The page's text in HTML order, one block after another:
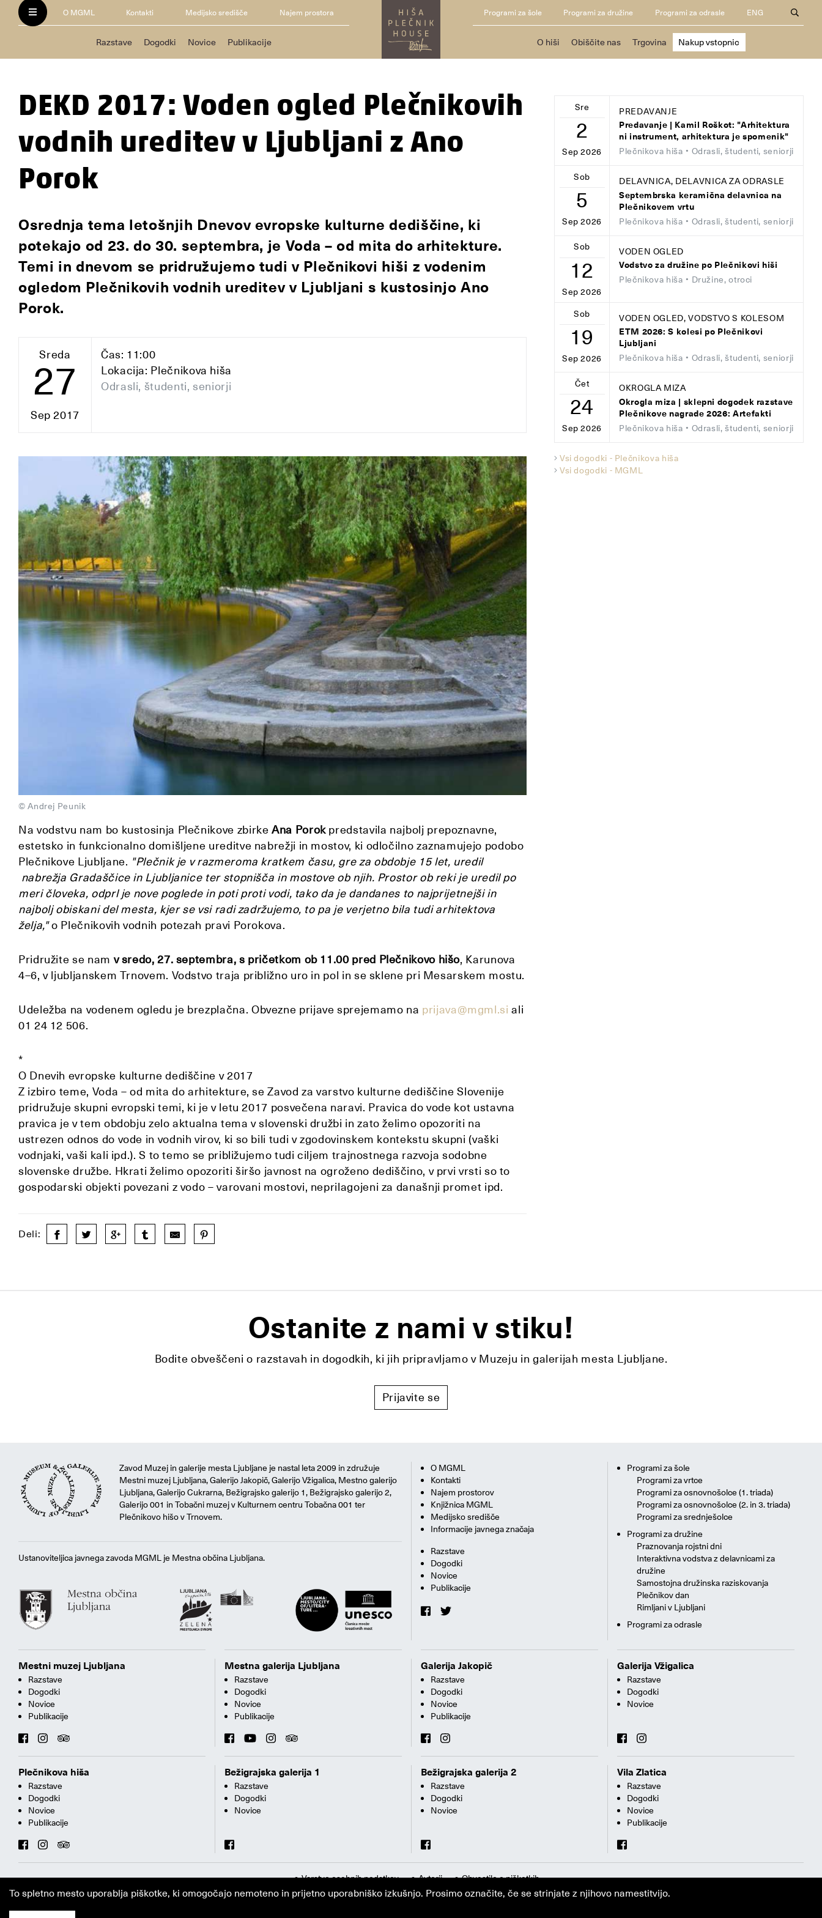
O MGML Kontakti Medijsko središče Najem prostora
Razstave Dogodki Novice Publikacije
Programi za šole Programi za družine Programi za odrasle ENG
O hiši Obiščite nas Trgovina Nakup vstopnic
DEKD 2017: Voden ogled Plečnikovih
vodnih ureditev v Ljubljani z Ano
Porok
Osrednja tema letošnjih Dnevov evropske kulturne dediščine, ki
potekajo od 23. do 30. septembra, je Voda – od mita do arhitekture.
Temi in dnevom se pridružujemo tudi v Plečnikovi hiši z vodenim
ogledom Plečnikovih vodnih ureditev v Ljubljani s kustosinjo Ano
Porok.
Sreda
27
Sep 2017
Čas: 11:00
Lokacija: Plečnikova hiša
Odrasli, študenti, seniorji
© Andrej Peunik
Na vodstvu nam bo kustosinja Plečnikove zbirkeAna Porokpredstavila najbolj prepoznavne,
estetsko in funkcionalno domišljene ureditve nabrežji in mostov, ki odločilno zaznamujejo podobo
Plečnikove Ljubljane. "Plečnik je v razmeroma kratkem času, gre za obdobje 15 let, uredil
nabrežja Gradaščice in Ljubljanice ter stopnišča in mostove ob njih. Prostor ob reki je uredil po
meri človeka, odprl je nove poglede in poti proti vodi, tako da je dandanes to najprijetnejši in
najbolj obiskani del mesta, kjer se vsi radi zadržujemo, to pa je verjetno bila tudi arhitektova
želja,"o Plečnikovih vodnih potezah pravi Porokova.
Pridružite se namv sredo, 27. septembra, s pričetkom ob 11.00 pred Plečnikovo hišo, Karunova
4–6, v ljubljanskem Trnovem. Vodstvo traja približno uro in pol in se sklene pri Mesarskem mostu.
Udeležba na vodenem ogledu je brezplačna. Obvezne prijave sprejemamo na prijava@mgml.si ali
01 24 12 506.
*
O Dnevih evropske kulturne dediščine v 2017
Z izbiro teme, Voda – od mita do arhitekture, se Zavod za varstvo kulturne dediščine Slovenije
pridružuje skupni evropski temi, ki je v letu 2017 posvečena naravi. Pravica do vode kot ustavna
pravica je v tem obdobju zelo aktualna tema v slovenski družbi in zato želimo opozoriti na
ustrezen odnos do vode in vodnih virov, ki so bili tudi v zgodovinskem kontekstu skupni (vaški
vodnjaki, vaši kali ipd.). S to temo se približujemo tudi ciljem trajnostnega razvoja sodobne
slovenske družbe. Hkrati želimo opozoriti širšo javnost na ogroženo dediščino, v prvi vrsti so to
gospodarski objekti povezani z vodo – varovani mostovi, neprilagojeni za današnji promet ipd.
Deli:
Sre
2
Sep 2026
PREDAVANJE
Predavanje | Kamil Roškot: "Arhitektura
ni instrument, arhitektura je spomenik"
Plečnikova hiša • Odrasli, študenti, seniorji
Sob
5
Sep 2026
DELAVNICA, DELAVNICA ZA ODRASLE
Septembrska keramična delavnica na
Plečnikovem vrtu
Plečnikova hiša • Odrasli, študenti, seniorji
Sob
12
Sep 2026
VODEN OGLED
Vodstvo za družine po Plečnikovi hiši
Plečnikova hiša • Družine, otroci
Sob
19
Sep 2026
VODEN OGLED, VODSTVO S KOLESOM
ETM 2026: S kolesi po Plečnikovi
Ljubljani
Plečnikova hiša • Odrasli, študenti, seniorji
Čet
24
Sep 2026
OKROGLA MIZA
Okrogla miza | sklepni dogodek razstave
Plečnikove nagrade 2026: Artefakti
Plečnikova hiša • Odrasli, študenti, seniorji
Vsi dogodki - Plečnikova hiša
Vsi dogodki - MGML
Ostanite z nami v stiku!
Bodite obveščeni o razstavah in dogodkih, ki jih pripravljamo v Muzeju in galerijah mesta Ljubljane.
Prijavite se
Zavod Muzej in galerije mesta Ljubljane je nastal leta 2009 in združuje
Mestni muzej Ljubljana, Galerijo Jakopič, Galerijo Vžigalica, Mestno galerijo
Ljubljana, Galerijo Cukrarna, Bežigrajsko galerijo 1, Bežigrajsko galerijo 2,
Galerijo 001 in Tobačni muzej v Kulturnem centru Tobačna 001 ter
Plečnikovo hišo v Trnovem.
Ustanoviteljica javnega zavoda MGML je Mestna občina Ljubljana.
O MGML
Kontakti
Najem prostorov
Knjižnica MGML
Medijsko središče
Informacije javnega značaja
Razstave
Dogodki
Novice
Publikacije
Programi za šole
Programi za vrtce
Programi za osnovnošolce (1. triada)
Programi za osnovnošolce (2. in 3. triada)
Programi za srednješolce
Programi za družine
Praznovanja rojstni dni
Interaktivna vodstva z delavnicami za
družine
Samostojna družinska raziskovanja
Plečnikov dan
Rimljani v Ljubljani
Programi za odrasle
Mestni muzej Ljubljana
Razstave
Dogodki
Novice
Publikacije
Mestna galerija Ljubljana
Razstave
Dogodki
Novice
Publikacije
Galerija Jakopič
Razstave
Dogodki
Novice
Publikacije
Galerija Vžigalica
Razstave
Dogodki
Novice
Plečnikova hiša
Razstave
Dogodki
Novice
Publikacije
Bežigrajska galerija 1
Razstave
Dogodki
Novice
Bežigrajska galerija 2
Razstave
Dogodki
Novice
Vila Zlatica
Razstave
Dogodki
Novice
Publikacije
Varstvo osebnih podatkov Avtorji Obvestilo o piškotkih
To spletno mesto uporablja piškotke, ki omogočajo nemoteno in prijetno uporabniško izkušnjo. Prosimo označite, če se strinjate z njihovo namestitvijo.